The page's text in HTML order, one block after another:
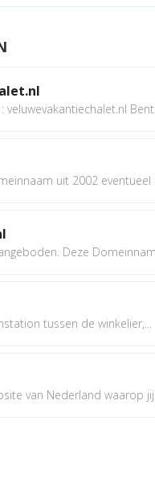
Bent
uit 2002 eventueel
Deze
tussen de winkelier,...
van Nederland waarop jij...